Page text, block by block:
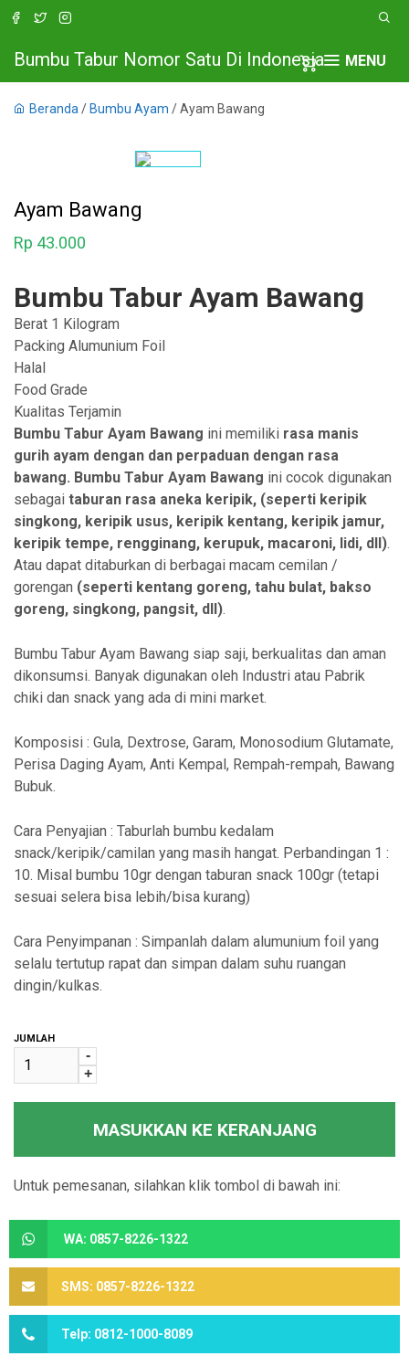
MENU
Bumbu Tabur Nomor Satu Di Indonesia
Beranda / Bumbu Ayam / Ayam Bawang
Ayam Bawang
Rp 43.000
Bumbu Tabur Ayam Bawang
Berat 1 Kilogram
Packing Alumunium Foil
Halal
Food Grade
Kualitas Terjamin
Bumbu Tabur Ayam Bawang ini memiliki rasa manis
gurih ayam dengan dan perpaduan dengan rasa
bawang. Bumbu Tabur Ayam Bawang ini cocok digunakan
sebagai taburan rasa aneka keripik, (seperti keripik
singkong, keripik usus, keripik kentang, keripik jamur,
keripik tempe, rengginang, kerupuk, macaroni, lidi, dll).
Atau dapat ditaburkan di berbagai macam cemilan /
gorengan (seperti kentang goreng, tahu bulat, bakso
goreng, singkong, pangsit, dll).
Bumbu Tabur Ayam Bawang siap saji, berkualitas dan aman
dikonsumsi. Banyak digunakan oleh Industri atau Pabrik
chiki dan snack yang ada di mini market.
Komposisi : Gula, Dextrose, Garam, Monosodium Glutamate,
Perisa Daging Ayam, Anti Kempal, Rempah-rempah, Bawang
Bubuk.
Cara Penyajian : Taburlah bumbu kedalam
snack/keripik/camilan yang masih hangat. Perbandingan 1 :
10. Misal bumbu 10gr dengan taburan snack 100gr (tetapi
sesuai selera bisa lebih/bisa kurang)
Cara Penyimpanan : Simpanlah dalam alumunium foil yang
selalu tertutup rapat dan simpan dalam suhu ruangan
dingin/kulkas.
JUMLAH
-
+
MASUKKAN KE KERANJANG
Untuk pemesanan, silahkan klik tombol di bawah ini:
WA: 0857-8226-1322
SMS: 0857-8226-1322
Telp: 0812-1000-8089